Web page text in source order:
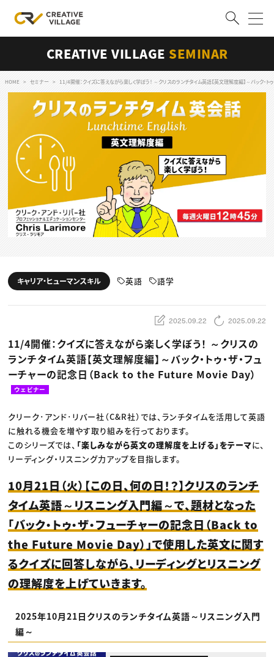
ログイン 会員登録
クリエイター求人を探す
CREATIVE JOB求人検索
特集求人
採用説明会
転職支援サービス
スキルアップしたい！
動画配信・映像制作
編集・ライティング
ディレクション
TOP Creator’s コラム トップ
Webクリエイター
ゲームクリエイター
クリエイターインタビュー
C＆R Magazine
セミナー
ニュース・トレンド トップ
Web
映像
ゲーム・エンタメ
広告
出版
CREATIVE VILLAGEからのお知らせ
プロフェッショナル×つながる×メディア
CREATIVE VILLAGE SEMINAR
HOME セミナー 11/4開催：クイズに答えながら楽しく学ぼう！ ～クリスのランチタイム英語【英文理解度編】～バック
キャリア・ヒューマンスキル 英語 語学
2025.09.22 2025.09.22
11/4開催：クイズに答えながら楽しく学ぼう！ ～クリスの
ランチタイム英語【英文理解度編】～バック・トゥ・ザ・フュ
ーチャーの記念日（Back to the Future Movie Day）
ウェビナー
クリーク･アンド･リバー社（C&R社）では、ランチタイムを活用して英語
に触れる機会を増やす取り組みを行っております。
このシリーズでは、 「楽しみながら英文の理解度を上げる」をテーマに、
リーディング・リスニング力アップを目指します。
10月21日（火）【この日、何の日！？】クリスのランチ
タイム英語～リスニング入門編～で、題材となった
「バック・トゥ・ザ・フューチャーの記念日（Back to
the Future Movie Day）」で使用した英文に関す
るクイズに回答しながら、リーディングとリスニング
の理解度を上げていきます。
2025年10月21日クリスのランチタイム英語～リスニング入門
編～